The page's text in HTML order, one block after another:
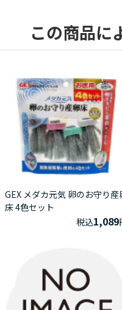
この商品に
GEX メダカ元気 卵のお守り産
床 4色セット
税込1,089